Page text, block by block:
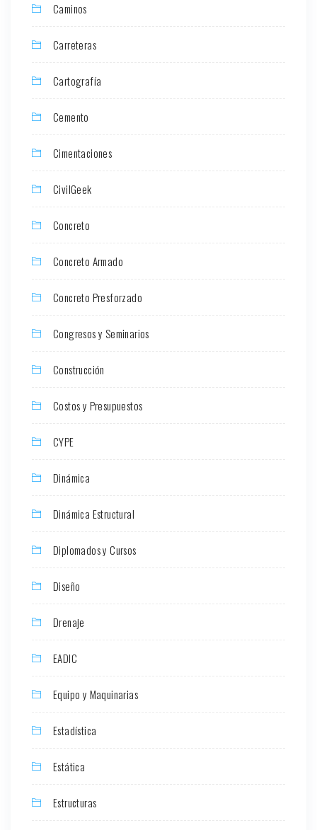
Caminos
Carreteras
Cartografía
Cemento
Cimentaciones
CivilGeek
Concreto
Concreto Armado
Concreto Presforzado
Congresos y Seminarios
Construcción
Costos y Presupuestos
CYPE
Dinámica
Dinámica Estructural
Diplomados y Cursos
Diseño
Drenaje
EADIC
Equipo y Maquinarias
Estadística
Estática
Estructuras